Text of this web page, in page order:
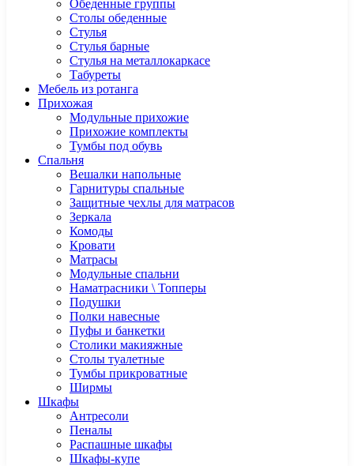
Обеденные группы
Столы обеденные
Стулья
Стулья барные
Стулья на металлокаркасе
Табуреты
Мебель из ротанга
Прихожая
Модульные прихожие
Прихожие комплекты
Тумбы под обувь
Спальня
Вешалки напольные
Гарнитуры спальные
Защитные чехлы для матрасов
Зеркала
Комоды
Кровати
Матрасы
Модульные спальни
Наматрасники \ Топперы
Подушки
Полки навесные
Пуфы и банкетки
Столики макияжные
Столы туалетные
Тумбы прикроватные
Ширмы
Шкафы
Антресоли
Пеналы
Распашные шкафы
Шкафы-купе